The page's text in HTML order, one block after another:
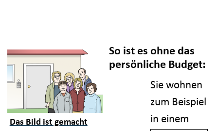
Das Bild ist gemacht
So ist es ohne das
persönliche Budget:
Sie wohnen
zum Beispiel
in einem